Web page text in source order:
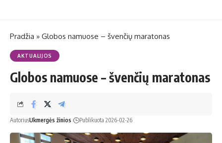
Pradžia » Globos namuose – švenčių maratonas
AKTUALIJOS
Globos namuose – švenčių maratonas
AutoriusUkmergės žinios Publikuota 2026-02-26